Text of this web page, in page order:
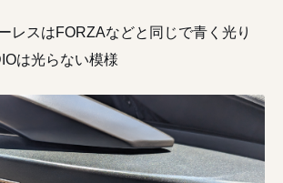
レスはFORZAなどと同じで青く光り
は光らない模様